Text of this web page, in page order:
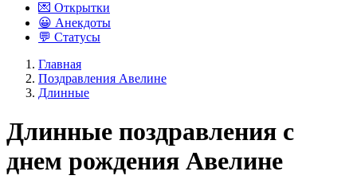
💌 Открытки
😀 Анекдоты
💬 Статусы
Главная
Поздравления Авелине
Длинные
Длинные поздравления с
днем рождения Авелине